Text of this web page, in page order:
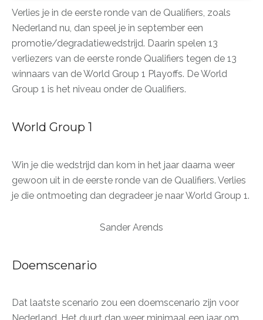
Verlies je in de eerste ronde van de Qualifiers, zoals
Nederland nu, dan speel je in september een
promotie/degradatiewedstrijd. Daarin spelen 13
verliezers van de eerste ronde Qualifiers tegen de 13
winnaars van de World Group 1 Playoffs. De World
Group 1 is het niveau onder de Qualifiers.
World Group 1
Win je die wedstrijd dan kom in het jaar daarna weer
gewoon uit in de eerste ronde van de Qualifiers. Verlies
je die ontmoeting dan degradeer je naar World Group 1.
Sander Arends
Doemscenario
Dat laatste scenario zou een doemscenario zijn voor